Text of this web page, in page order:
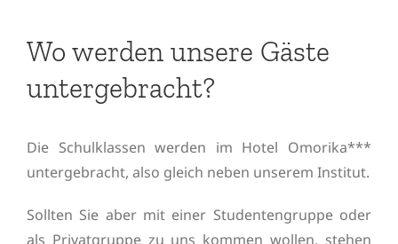
Wo werden unsere Gäste
untergebracht?
Die Schulklassen werden im Hotel Omorika***
untergebracht, also gleich neben unserem Institut.
Sollten Sie aber mit einer Studentengruppe oder
als Privatgruppe zu uns kommen wollen, stehen